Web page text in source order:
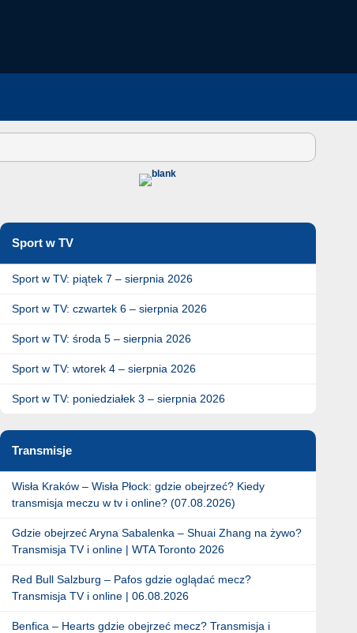
Sport w TV
Sport w TV: piątek 7 – sierpnia 2026
Sport w TV: czwartek 6 – sierpnia 2026
Sport w TV: środa 5 – sierpnia 2026
Sport w TV: wtorek 4 – sierpnia 2026
Sport w TV: poniedziałek 3 – sierpnia 2026
Transmisje
Wisła Kraków – Wisła Płock: gdzie obejrzeć? Kiedy
transmisja meczu w tv i online? (07.08.2026)
Gdzie obejrzeć Aryna Sabalenka – Shuai Zhang na żywo?
Transmisja TV i online | WTA Toronto 2026
Red Bull Salzburg – Pafos gdzie oglądać mecz?
Transmisja TV i online | 06.08.2026
Benfica – Hearts gdzie obejrzeć mecz? Transmisja i